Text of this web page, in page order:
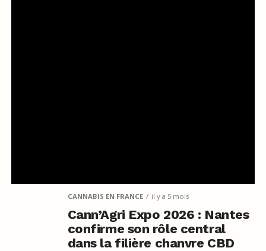
CANNABIS EN FRANCE il y a 5 mois
Cann’Agri Expo 2026 : Nantes
confirme son rôle central
dans la filière chanvre CBD